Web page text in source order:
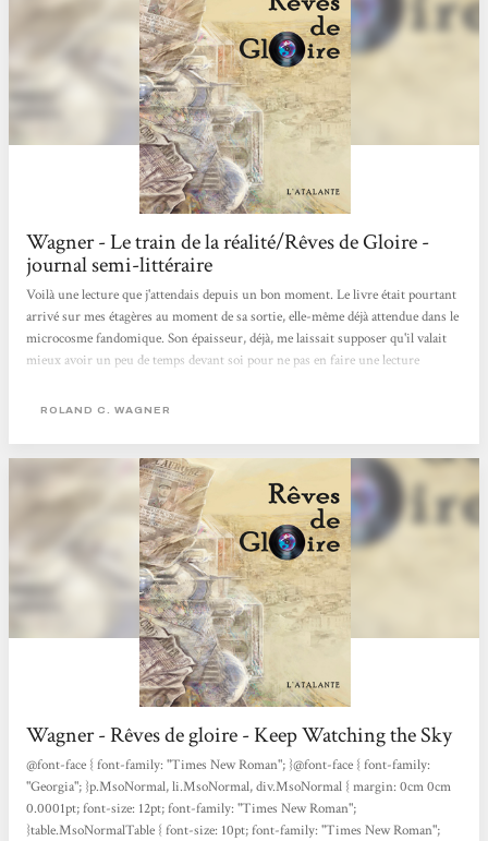
Wagner - Le train de la réalité/Rêves de Gloire -
journal semi-littéraire
Voilà une lecture que j'attendais depuis un bon moment. Le livre était pourtant
arrivé sur mes étagères au moment de sa sortie, elle-même déjà attendue dans le
microcosme fandomique. Son épaisseur, déjà, me laissait supposer qu'il valait
mieux avoir un peu de temps devant soi pour ne pas en faire une lecture
que j'en savais avant, c'est qu'il s'agissait d'une uchronie : et si de Gaule avait
ROLAND C. WAGNER
Wagner - Rêves de gloire - Keep Watching the Sky
@font-face { font-family: "Times New Roman"; }@font-face { font-family:
"Georgia"; }p.MsoNormal, li.MsoNormal, div.MsoNormal { margin: 0cm 0cm
0.0001pt; font-size: 12pt; font-family: "Times New Roman";
}table.MsoNormalTable { font-size: 10pt; font-family: "Times New Roman";